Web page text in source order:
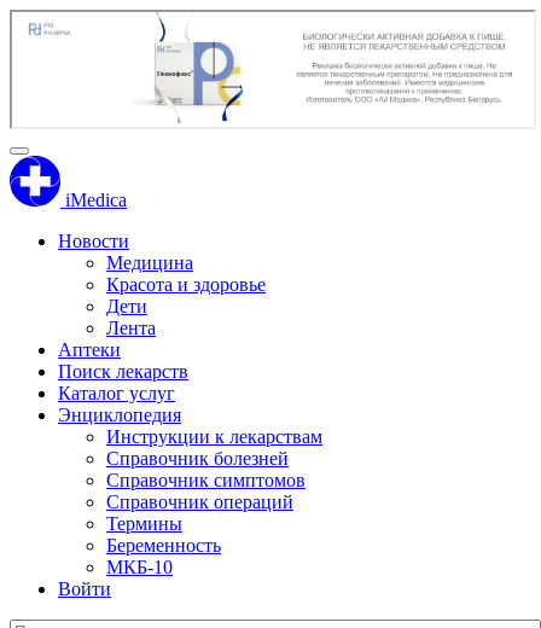
iMedica
Новости
Медицина
Красота и здоровье
Дети
Лента
Аптеки
Поиск лекарств
Каталог услуг
Энциклопедия
Инструкции к лекарствам
Справочник болезней
Справочник симптомов
Справочник операций
Термины
Беременность
МКБ-10
Войти